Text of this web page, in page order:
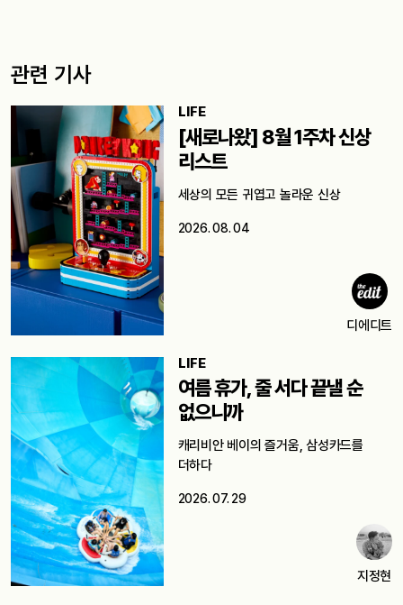
관련 기사
LIFE
[새로나왔] 8월 1주차 신상
리스트
세상의 모든 귀엽고 놀라운 신상
2026. 08. 04
디에디트
LIFE
여름 휴가, 줄 서다 끝낼 순
없으니까
캐리비안 베이의 즐거움, 삼성카드를
더하다
2026. 07. 29
지정현